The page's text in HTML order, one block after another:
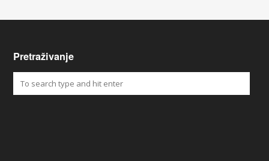
Pretraživanje